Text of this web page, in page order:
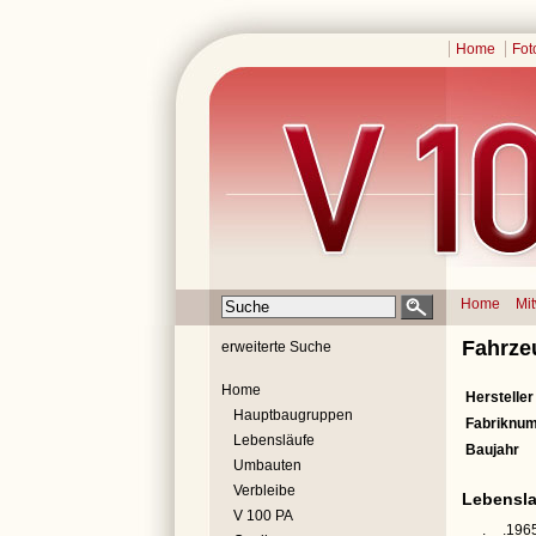
Home
Home
erweiterte Suche
Home
Hauptbaugruppen
Lebensläufe
Umbauten
Verbleibe
V 100 PA
Hersteller
Baujahr